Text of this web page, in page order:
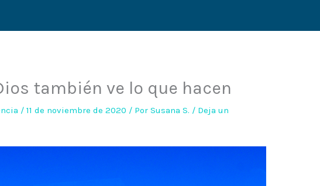
también ve lo que hacen
/11 de noviembre de 2020 / PorSusana S. / Deja un